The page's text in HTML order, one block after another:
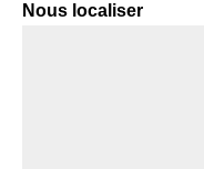
Nous localiser